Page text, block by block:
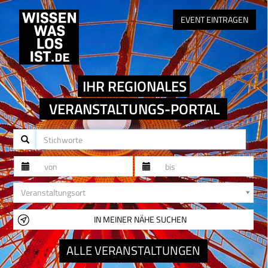
EVENT EINTRAGEN
IHR REGIONALES
VERANSTALTUNGS-PORTAL
Veranstaltungsort
Veranstaltungsort
IN MEINER NÄHE SUCHEN
ALLE VERANSTALTUNGEN